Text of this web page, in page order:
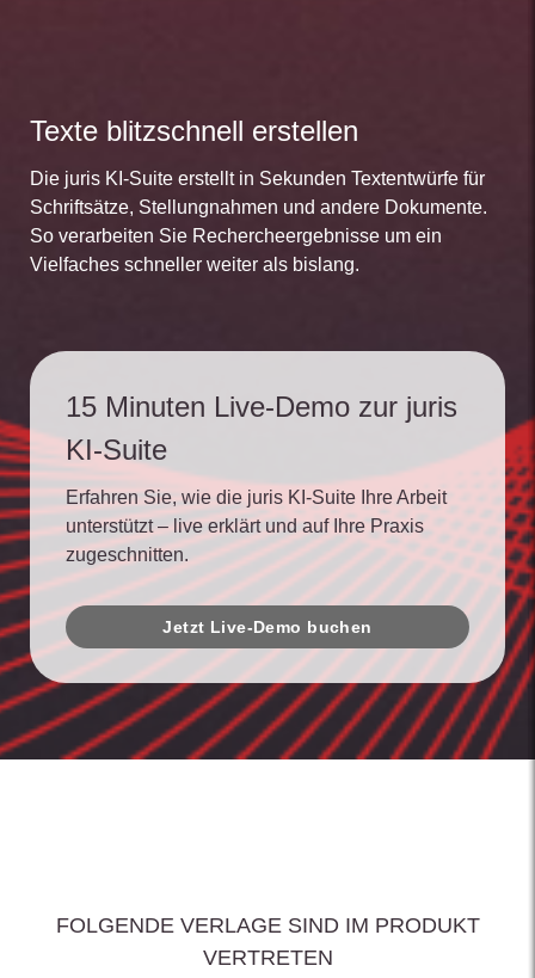
Texte blitzschnell erstellen
Die juris KI-Suite erstellt in Sekunden Textentwürfe für
Schriftsätze, Stellungnahmen und andere Dokumente.
So verarbeiten Sie Rechercheergebnisse um ein
Vielfaches schneller weiter als bislang.
15 Minuten Live-Demo zur juris
KI-Suite
Erfahren Sie, wie die juris KI-Suite Ihre Arbeit
unterstützt – live erklärt und auf Ihre Praxis
zugeschnitten.
Jetzt Live-Demo buchen
FOLGENDE VERLAGE SIND IM PRODUKT
VERTRETEN